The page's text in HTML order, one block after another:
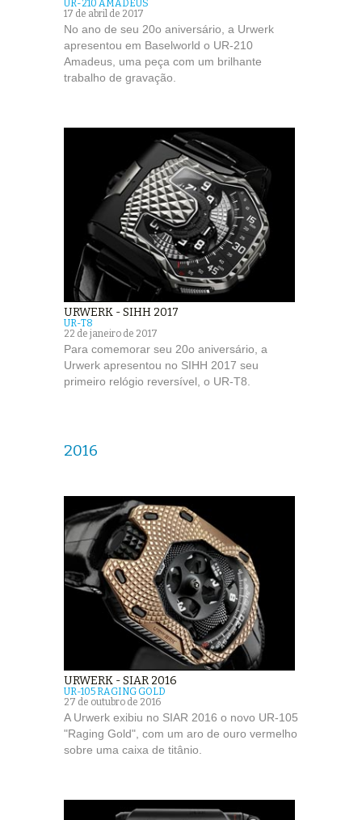
UR-210 AMADEUS
17 de abril de 2017
No ano de seu 20o aniversário, a Urwerk
apresentou em Baselworld o UR-210
Amadeus, uma peça com um brilhante
trabalho de gravação.
URWERK - SIHH 2017
UR-T8
22 de janeiro de 2017
Para comemorar seu 20o aniversário, a
Urwerk apresentou no SIHH 2017 seu
primeiro relógio reversível, o UR-T8.
2016
URWERK - SIAR 2016
UR-105 RAGING GOLD
27 de outubro de 2016
A Urwerk exibiu no SIAR 2016 o novo UR-105
"Raging Gold", com um aro de ouro vermelho
sobre uma caixa de titânio.